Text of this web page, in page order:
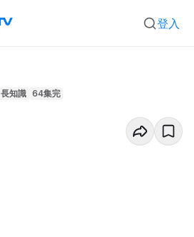
登入
長知識 64集完